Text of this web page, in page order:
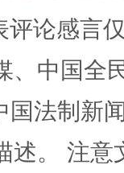
评论感言
、中国全
国法制新
述。 注